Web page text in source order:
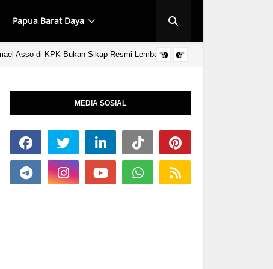
Papua Barat Daya
Asso di KPK Bukan Sikap Resmi Lembaga
MEDIA SOSIAL